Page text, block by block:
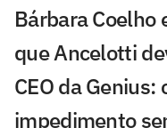
Bárbara Coelho
que Ancelotti
CEO da
impedimento